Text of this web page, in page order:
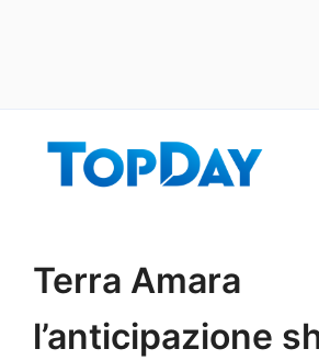
Terra Amara
l’anticipazione